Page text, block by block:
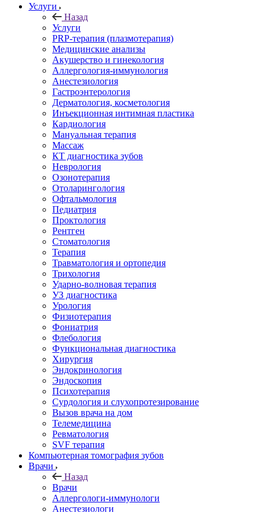
Услуги
Назад
Услуги
PRP-терапия (плазмотерапия)
Медицинские анализы
Акушерство и гинекология
Аллергология-иммунология
Анестезиология
Гастроэнтерология
Дерматология, косметология
Инъекционная интимная пластика
Кардиология
Мануальная терапия
Массаж
КТ диагностика зубов
Неврология
Озонотерапия
Отоларингология
Офтальмология
Педиатрия
Проктология
Рентген
Стоматология
Терапия
Травматология и ортопедия
Трихология
Ударно-волновая терапия
УЗ диагностика
Урология
Физиотерапия
Фониатрия
Флебология
Функциональная диагностика
Хирургия
Эндокринология
Эндоскопия
Психотерапия
Сурдология и слухопротезирование
Вызов врача на дом
Телемедицина
Ревматология
SVF терапия
Компьютерная томография зубов
Врачи
Назад
Врачи
Аллергологи-иммунологи
Анестезиологи